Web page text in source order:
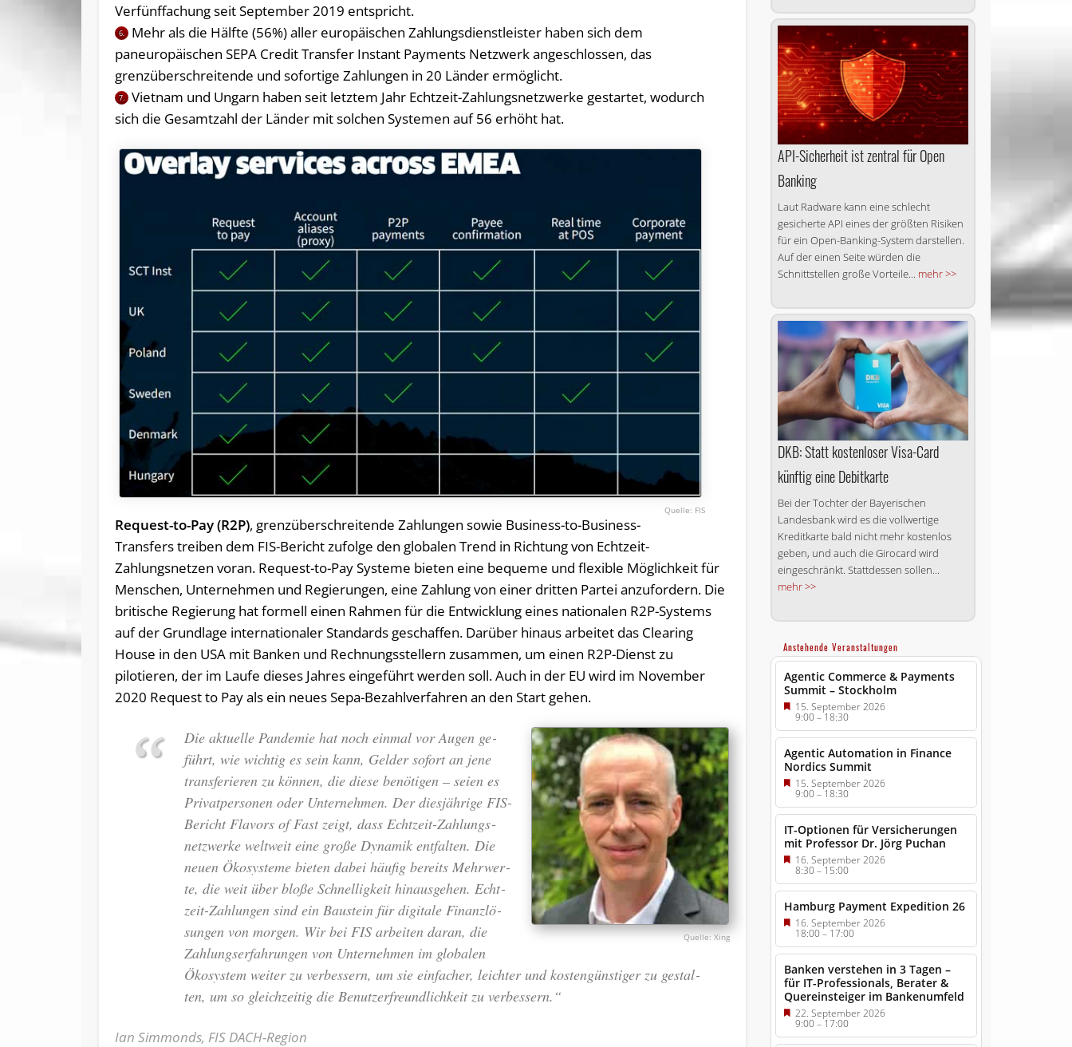
Verfünffachung seit September 2019 entspricht.
6.
Mehr als die Hälfte (56%) aller europäischen Zahlungsdienstleister haben sich dem
paneuropäischen SEPA Credit Transfer Instant Payments Netzwerk angeschlossen, das
grenzüberschreitende und sofortige Zahlungen in 20 Länder ermöglicht.
7.
Vietnam und Ungarn haben seit letztem Jahr Echtzeit-Zahlungsnetzwerke gestartet, wodurch
sich die Gesamtzahl der Länder mit solchen Systemen auf 56 erhöht hat.
FIS
Request-to-Pay (R2P), grenzüberschreitende Zahlungen sowie Business-to-Business-
Transfers treiben dem FIS-Bericht zufolge den globalen Trend in Richtung von Echtzeit-
Zahlungsnetzen voran. Request-to-Pay Systeme bieten eine bequeme und flexible Möglichkeit für
Menschen, Unternehmen und Regierungen, eine Zahlung von einer dritten Partei anzufordern. Die
britische Regierung hat formell einen Rahmen für die Entwicklung eines nationalen R2P-Systems
auf der Grundlage internationaler Standards geschaffen. Darüber hinaus arbeitet das Clearing
House in den USA mit Banken und Rechnungsstellern zusammen, um einen R2P-Dienst zu
pilotieren, der im Laufe dieses Jahres eingeführt werden soll. Auch in der EU wird im November
2020 Request to Pay als ein neues Sepa-Bezahlverfahren an den Start gehen.
Xing
Die ak­tu­el­le Pan­de­mie hat noch ein­mal vor Au­gen ge­
führt, wie wich­tig es sein kann, Gel­der so­fort an je­ne
trans­fe­rie­ren zu kön­nen, die die­se be­nö­ti­gen – sei­en es
Pri­vat­per­so­nen oder Un­ter­neh­men. Der dies­jäh­ri­ge FIS-
Be­richt Fla­vors of Fast zeigt, dass Echt­zeit-Zah­lungs­
netz­wer­ke welt­weit ei­ne gro­ße Dy­na­mik ent­fal­ten. Die
neu­en Öko­sys­te­me bie­ten da­bei häu­fig be­reits Mehr­wer­
te, die weit über blo­ße Schnel­lig­keit hin­aus­ge­hen. Echt­
zeit-Zah­lun­gen sind ein Bau­stein für di­gi­ta­le Fi­nanz­lö­
sun­gen von mor­gen. Wir bei FIS ar­bei­ten dar­an, die
Zah­lungs­er­fah­run­gen von Un­ter­neh­men im glo­ba­len
Öko­sys­tem wei­ter zu ver­bes­sern, um sie ein­fa­cher, leich­ter und kos­ten­güns­ti­ger zu ge­stal­
ten, um so gleich­zei­tig die Be­nut­zer­freund­lich­keit zu verbessern.“
Ian Simmonds, FIS DACH-Region
API-Sicherheit ist zentral für Open
Banking
Laut Radware kann eine schlecht
gesicherte API eines der größten Risiken
für ein Open-Banking-System darstellen.
Auf der einen Seite würden die
Schnittstellen große Vorteile... mehr >>
DKB: Statt kostenloser Visa-Card
künftig eine Debitkarte
Bei der Tochter der Bayerischen
Landesbank wird es die vollwertige
Kreditkarte bald nicht mehr kostenlos
geben, und auch die Girocard wird
eingeschränkt. Stattdessen sollen...
mehr >>
Anstehende Veranstaltungen
Agentic Commerce & Payments
Summit – Stockholm
15. September 2026
9:00–18:30
Agentic Automation in Finance
Nordics Summit
15. September 2026
9:00–18:30
IT-Optionen für Versicherungen
mit Professor Dr. Jörg Puchan
16. September 2026
8:30–15:00
Hamburg Payment Expedition 26
16. September 2026
18:00– 17:00
Banken verstehen in 3 Tagen –
für IT-Professionals, Berater &
Quereinsteiger im Bankenumfeld
22. September 2026
9:00–17:00